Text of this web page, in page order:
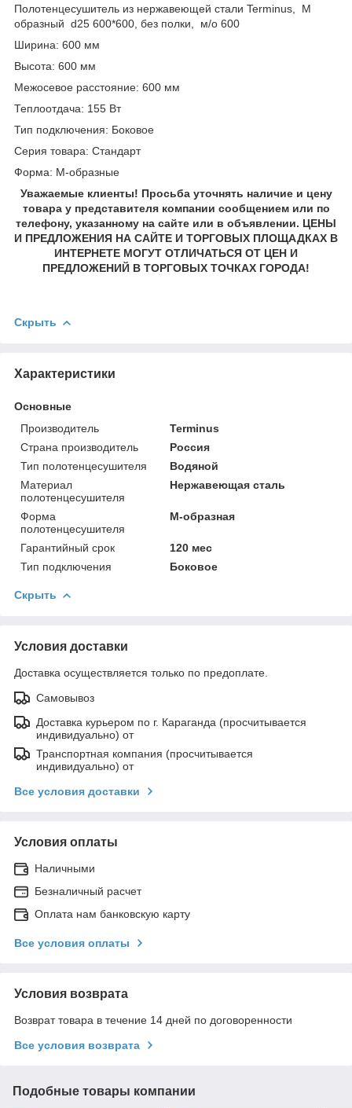
Полотенцесушитель из нержавеющей стали Terminus, М
образный d25 600*600, без полки, м/о 600
Ширина: 600 мм
Высота: 600 мм
Межосевое расстояние: 600 мм
Теплоотдача: 155 Вт
Тип подключения: Боковое
Серия товара: Стандарт
Форма: М-образные
Уважаемые клиенты! Просьба уточнять наличие и цену
товара у представителя компании сообщением или по
телефону, указанному на сайте или в объявлении. ЦЕНЫ
И ПРЕДЛОЖЕНИЯ НА САЙТЕ И ТОРГОВЫХ ПЛОЩАДКАХ В
ИНТЕРНЕТЕ МОГУТ ОТЛИЧАТЬСЯ ОТ ЦЕН И
ПРЕДЛОЖЕНИЙ В ТОРГОВЫХ ТОЧКАХ ГОРОДА!
Скрыть
Характеристики
Основные
Производитель
Terminus
Страна производитель
Россия
Тип полотенцесушителя
Водяной
Материал
полотенцесушителя
Нержавеющая сталь
Форма
полотенцесушителя
M-образная
Гарантийный срок
120 мес
Тип подключения
Боковое
Скрыть
Условия доставки
Доставка осуществляется только по предоплате.
Самовывоз
Доставка курьером по г. Караганда (просчитывается
индивидуально) от
Транспортная компания (просчитывается
индивидуально) от
Все условия доставки
Условия оплаты
Наличными
Безналичный расчет
Оплата нам банковскую карту
Все условия оплаты
Условия возврата
Возврат товара в течение 14 дней по договоренности
Все условия возврата
Подобные товары компании